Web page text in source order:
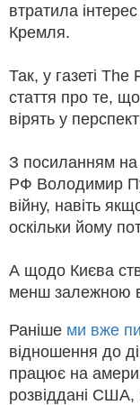
втратила
Кремля.
Так, у газеті
стаття про те,
вірять у
З посиланням
РФ Володимир
війну, навіть
оскільки йому
А щодо Києва
менш залежною
Раніше ми вже
відношення до
працює на
розвіддані США,